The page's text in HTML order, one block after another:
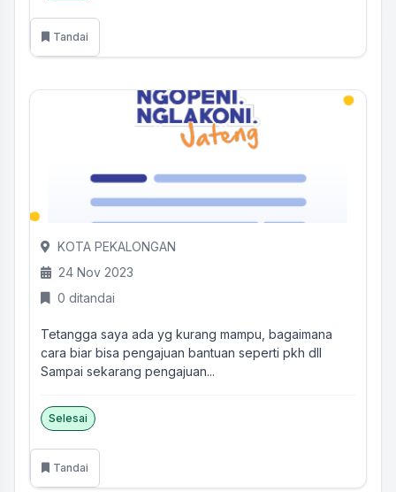
Tandai
KOTA PEKALONGAN
24 Nov 2023
0 ditandai
Tetangga saya ada yg kurang mampu, bagaimana
cara biar bisa pengajuan bantuan seperti pkh dll
Sampai sekarang pengajuan...
Selesai
Tandai